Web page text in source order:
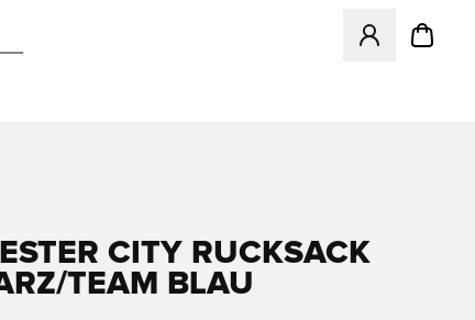
Öffnet ein
CITY RUCKSACK
TEAM BLAU